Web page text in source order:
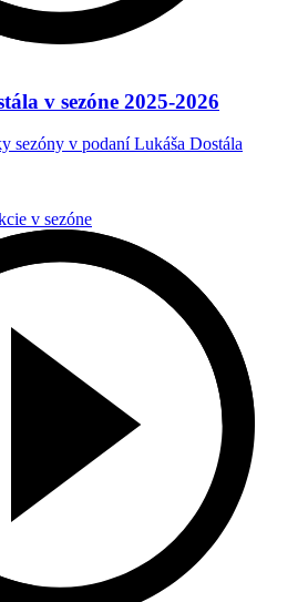
v sezóne 2025-2026
sezóny v podaní Lukáša Dostála